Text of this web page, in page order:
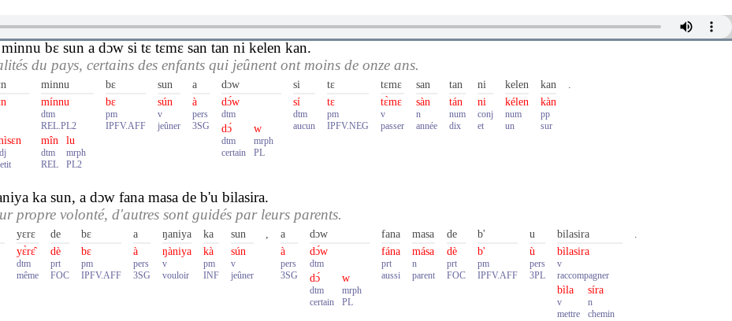
bɛ sun a dɔw si tɛ tɛmɛ san tan ni kelen kan.
du pays, certains des enfants qui jeûnent ont moins de onze ans.
minnu
mínnu
dtm
REL.PL2
mîn
dtm
REL
lu
mrph
PL2
bɛ
bɛ
pm
IPFV.AFF
sun
sún
v
jeûner
a
à
pers
3SG
dɔw
dɔ́w
dtm
dɔ́
dtm
certain
w
mrph
PL
si
sí
dtm
aucun
tɛ
tɛ
pm
IPFV.NEG
tɛmɛ
tɛ̀mɛ
v
passer
san
sàn
n
année
tan
tán
num
dix
ni
ni
conj
et
kelen
kélen
num
un
kan
kàn
pp
sur
.
ka sun, a dɔw fana masa de b'u bilasira.
propre volonté, d'autres sont guidés par leurs parents.
yɛrɛ
yɛ̀rɛ̂
dtm
même
de
dè
prt
FOC
bɛ
bɛ
pm
IPFV.AFF
a
à
pers
3SG
ŋaniya
ŋàniya
v
vouloir
ka
kà
pm
INF
sun
sún
v
jeûner
,
a
à
pers
3SG
dɔw
dɔ́w
dtm
dɔ́
dtm
certain
w
mrph
PL
fana
fána
prt
aussi
masa
mása
n
parent
de
dè
prt
FOC
b'
b'
pm
IPFV.AFF
u
ù
pers
3PL
bilasira
bìlasira
v
raccompagner
bìla
v
mettre
síra
n
chemin
.